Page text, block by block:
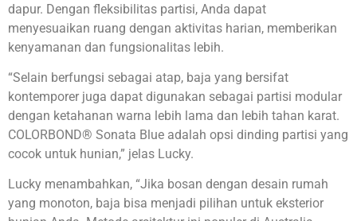
dapur. Dengan fleksibilitas partisi, Anda dapat
menyesuaikan ruang dengan aktivitas harian, memberikan
kenyamanan dan fungsionalitas lebih.
“Selain berfungsi sebagai atap, baja yang bersifat
kontemporer juga dapat digunakan sebagai partisi modular
dengan ketahanan warna lebih lama dan lebih tahan karat.
COLORBOND® Sonata Blue adalah opsi dinding partisi yang
cocok untuk hunian,” jelas Lucky.
Lucky menambahkan, “Jika bosan dengan desain rumah
yang monoton, baja bisa menjadi pilihan untuk eksterior